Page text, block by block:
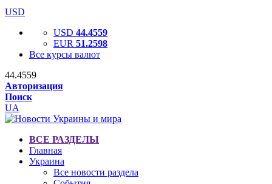
USD
USD 44.4559
EUR 51.2598
Все курсы валют
44.4559
Авторизация
Поиск
UA
ВСЕ РАЗДЕЛЫ
Главная
Украина
Все новости раздела